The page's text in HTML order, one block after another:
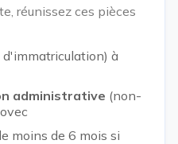
réunissez ces pièces
à
administrative (non-
moins de 6 mois si